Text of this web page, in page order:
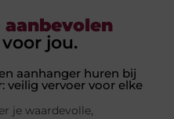
jou.
aanhanger huren bij
veilig vervoer voor elke
je waardevolle,